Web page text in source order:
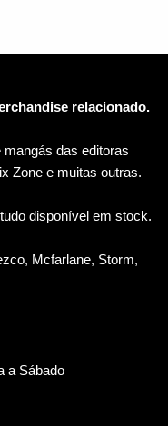
relacionado.
das editoras
Zone e muitas outras.
disponível em stock.
Mcfarlane, Storm,
a Sábado